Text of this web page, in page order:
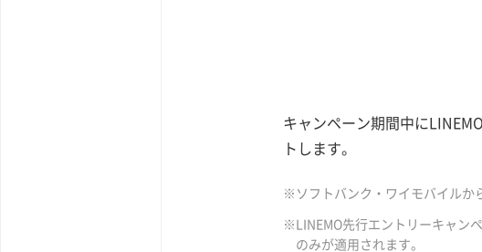
キャンペーン期間中に
トします。
※ソフトバンク・ワイモバイルか
※LINEMO先行エントリーキャン
のみが適用されます。